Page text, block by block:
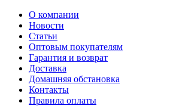
О компании
Новости
Статьи
Оптовым покупателям
Гарантия и возврат
Доставка
Домашняя обстановка
Контакты
Правила оплаты